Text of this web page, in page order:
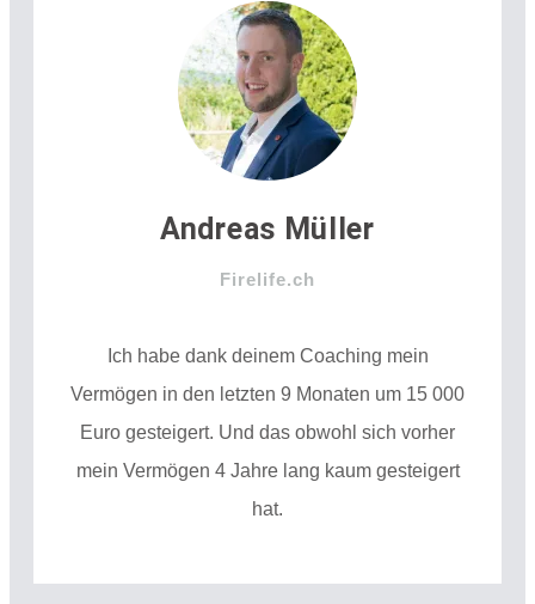
Andreas Müller
Firelife.ch
Ich habe dank deinem Coaching mein
Vermögen in den letzten 9 Monaten um 15 000
Euro gesteigert. Und das obwohl sich vorher
mein Vermögen 4 Jahre lang kaum gesteigert
hat.